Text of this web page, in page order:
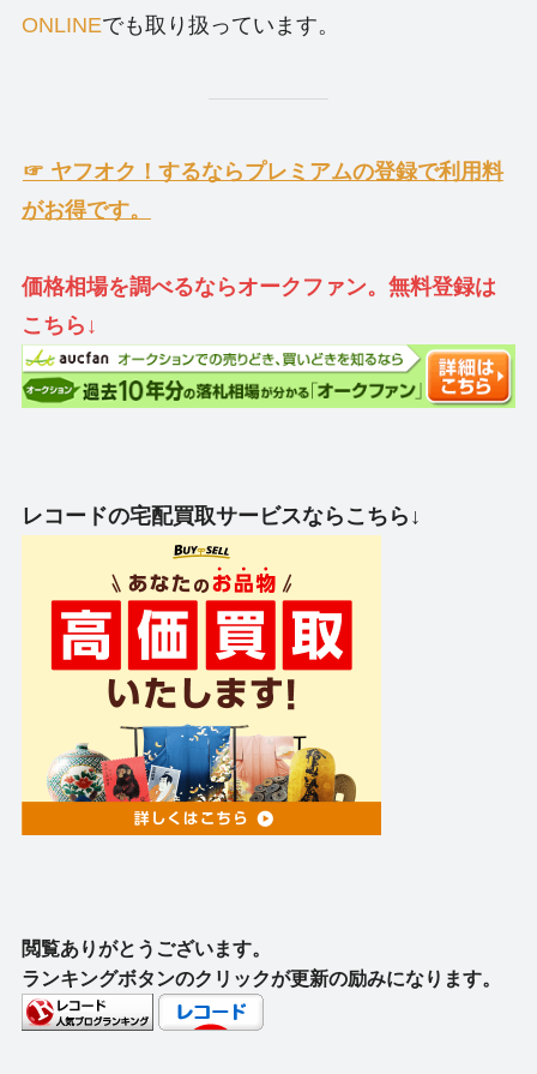
ONLINEでも取り扱っています。
☞ ヤフオク！するならプレミアムの登録で利用料
がお得です。
価格相場を調べるならオークファン。無料登録は
こちら↓
レコードの宅配買取サービスならこちら↓
閲覧ありがとうございます。
ランキングボタンのクリックが更新の励みになります。